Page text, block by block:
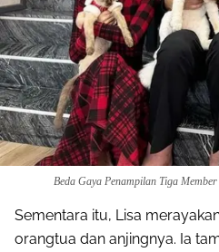
Beda Gaya Penampilan Tiga
Sementara itu, Lisa
orangtua dan anjingnya. Ia